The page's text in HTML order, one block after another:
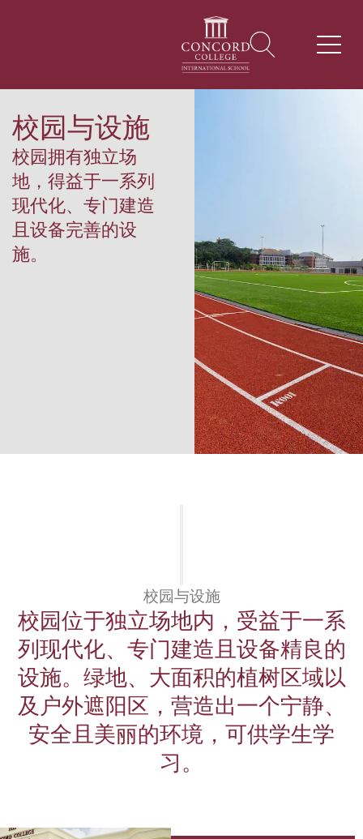
校园与设施
校园拥有独立场
地，得益于一系列
现代化、专门建造
且设备完善的设
施。
校园与设施
校园位于独立场地内，受益于一系
列现代化、专门建造且设备精良的
设施。绿地、大面积的植树区域以
及户外遮阳区，营造出一个宁静、
安全且美丽的环境，可供学生学
习。